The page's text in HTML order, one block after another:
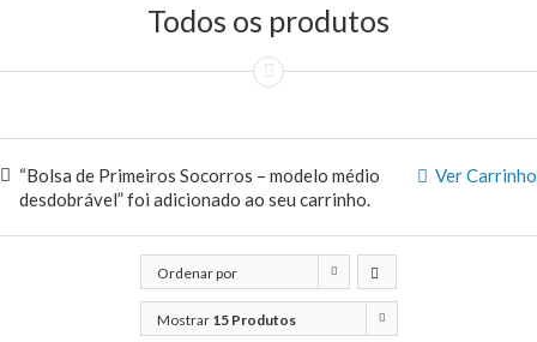
Todos os produtos
Ver Carrinho
“Bolsa de Primeiros Socorros – modelo médio
desdobrável” foi adicionado ao seu carrinho.
Ordenar por
Classificação
Mostrar 15 Produtos